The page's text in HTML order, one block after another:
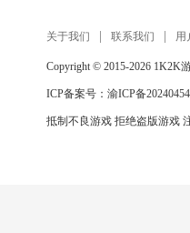
关于我们 联系我们 用
Copyright © 2015-2026 1K2K
ICP备案号： 渝ICP备
抵制不良游戏 拒绝盗版游戏